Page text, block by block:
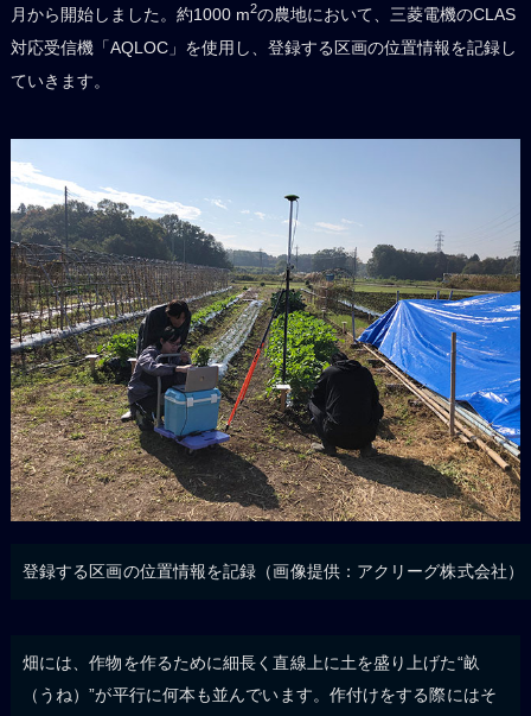
月から開始しました。約1000 m2の農地において、三菱電機のCLAS
対応受信機「AQLOC」を使用し、登録する区画の位置情報を記録し
ていきます。
登録する区画の位置情報を記録（画像提供：アクリーグ株式会社）
畑には、作物を作るために細長く直線上に土を盛り上げた“畝
（うね）”が平行に何本も並んでいます。作付けをする際にはそ